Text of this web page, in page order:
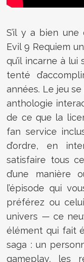
S’il y a bien
Evil 9 Requiem
qu’il incarne à
tenté
années. Le jeu
anthologie
de ce que la
fan service
d’ordre, en
satisfaire tous
d’une manière
l’épisode qui
préférez ou
univers — ce
élément qui fait
saga : un
gameplay, les